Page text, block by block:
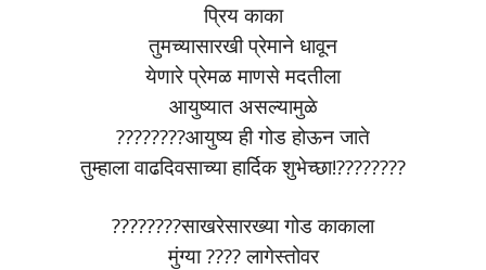
प्रिय काका
तुमच्यासारखी प्रेमाने धावून
येणारे प्रेमळ माणसे मदतीला
आयुष्यात असल्यामुळे
????????आयुष्य ही गोड होऊन जाते
तुम्हाला वाढदिवसाच्या हार्दिक शुभेच्छा!????????
????????साखरेसारख्या गोड काकाला
मुंग्या ???? लागेस्तोवर